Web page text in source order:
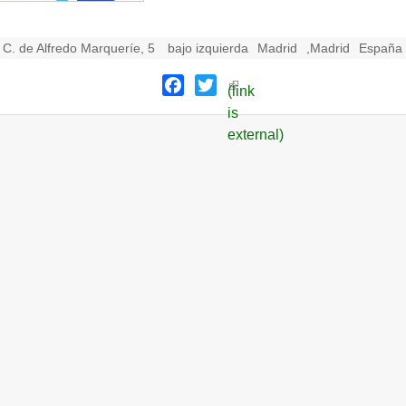
C. de Alfredo Marqueríe, 5 bajo izquierda Madrid Madrid España
Facebook
Twitter
(link
is
external)